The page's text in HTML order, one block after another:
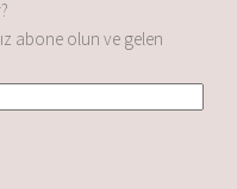
abone olun ve gelen